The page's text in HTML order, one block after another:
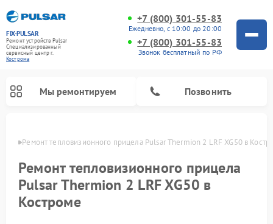
FIX-PULSAR
Ремонт устройств Pulsar
Специализированный
cервисный центр г.
Кострома
+7 (800) 301-55-83
Ежедневно, с 10:00 до 20:00
+7 (800) 301-55-83
Звонок бесплатный по РФ
Мы ремонтируем Позвонить
Ремонт тепловизионного прицела Pulsar Thermion 2 LRF XG50 в
Ремонт тепловизионного прицела
Pulsar Thermion 2 LRF XG50 в
Костроме